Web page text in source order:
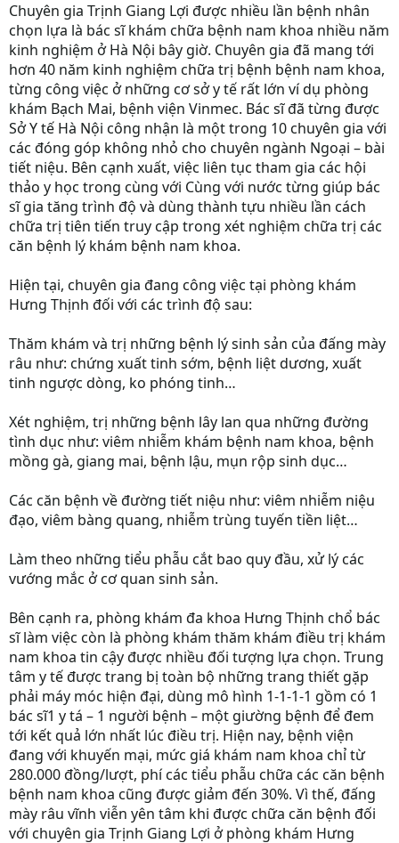
Chuyên gia Trịnh Giang Lợi được nhiều lần bệnh nhân
chọn lựa là bác sĩ khám chữa bệnh nam khoa nhiều năm
kinh nghiệm ở Hà Nội bây giờ. Chuyên gia đã mang tới
hơn 40 năm kinh nghiệm chữa trị bệnh bệnh nam khoa,
từng công việc ở những cơ sở y tế rất lớn ví dụ phòng
khám Bạch Mai, bệnh viện Vinmec. Bác sĩ đã từng được
Sở Y tế Hà Nội công nhận là một trong 10 chuyên gia với
các đóng góp không nhỏ cho chuyên ngành Ngoại – bài
tiết niệu. Bên cạnh xuất, việc liên tục tham gia các hội
thảo y học trong cùng với Cùng với nước từng giúp bác
sĩ gia tăng trình độ và dùng thành tựu nhiều lần cách
chữa trị tiên tiến truy cập trong xét nghiệm chữa trị các
căn bệnh lý khám bệnh nam khoa.
Hiện tại, chuyên gia đang công việc tại phòng khám
Hưng Thịnh đối với các trình độ sau:
Thăm khám và trị những bệnh lý sinh sản của đấng mày
râu như: chứng xuất tinh sớm, bệnh liệt dương, xuất
tinh ngược dòng, ko phóng tinh…
Xét nghiệm, trị những bệnh lây lan qua những đường
tình dục như: viêm nhiễm khám bệnh nam khoa, bệnh
mồng gà, giang mai, bệnh lậu, mụn rộp sinh dục…
Các căn bệnh về đường tiết niệu như: viêm nhiễm niệu
đạo, viêm bàng quang, nhiễm trùng tuyến tiền liệt…
Làm theo những tiểu phẫu cắt bao quy đầu, xử lý các
vướng mắc ở cơ quan sinh sản.
Bên cạnh ra, phòng khám đa khoa Hưng Thịnh chổ bác
sĩ làm việc còn là phòng khám thăm khám điều trị khám
nam khoa tin cậy được nhiều đối tượng lựa chọn. Trung
tâm y tế được trang bị toàn bộ những trang thiết gặp
phải máy móc hiện đại, dùng mô hình 1-1-1-1 gồm có 1
bác sĩ1 y tá – 1 người bệnh – một giường bệnh để đem
tới kết quả lớn nhất lúc điều trị. Hiện nay, bệnh viện
đang với khuyến mại, mức giá khám nam khoa chỉ từ
280.000 đồng/lượt, phí các tiểu phẫu chữa các căn bệnh
bệnh nam khoa cũng được giảm đến 30%. Vì thế, đấng
mày râu vĩnh viễn yên tâm khi được chữa căn bệnh đối
với chuyên gia Trịnh Giang Lợi ở phòng khám Hưng